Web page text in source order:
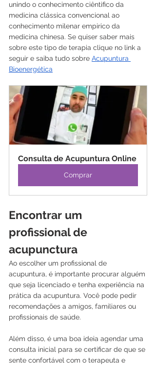
unindo o conhecimento ciêntifico da
medicina clássica convencional ao
conhecimento milenar empirico da
medicina chinesa. Se quiser saber mais
sobre este tipo de terapia clique no link a
seguir e saiba tudo sobre Acupuntura
Bioenergética
Consulta de Acupuntura Online
Comprar
Encontrar um
profissional de
acupunctura
Ao escolher um profissional de
acupuntura, é importante procurar alguém
que seja licenciado e tenha experiência na
prática da acupuntura. Você pode pedir
recomendações a amigos, familiares ou
profissionais de saúde.
Além disso, é uma boa ideia agendar uma
consulta inicial para se certificar de que se
sente confortável com o terapeuta e